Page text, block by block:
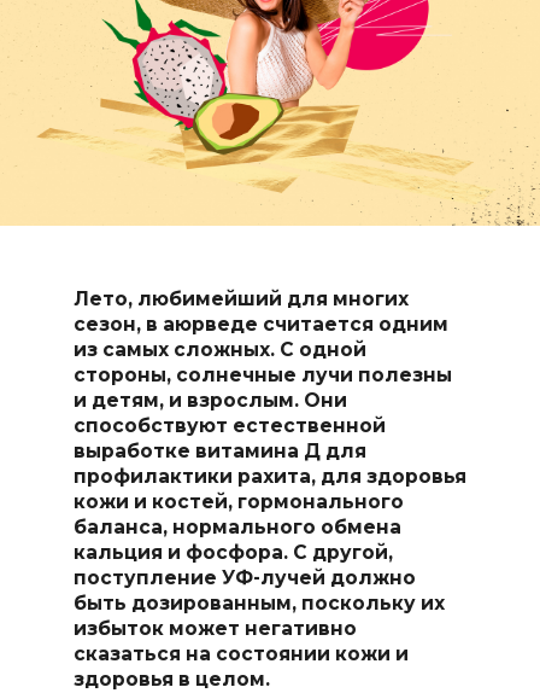
Лето, любимейший для многих
сезон, в аюрведе считается одним
из самых сложных. С одной
стороны, солнечные лучи полезны
и детям, и взрослым. Они
способствуют естественной
выработке витамина Д для
профилактики рахита, для здоровья
кожи и костей, гормонального
баланса, нормального обмена
кальция и фосфора. С другой,
поступление УФ-лучей должно
быть дозированным, поскольку их
избыток может негативно
сказаться на состоянии кожи и
здоровья в целом.